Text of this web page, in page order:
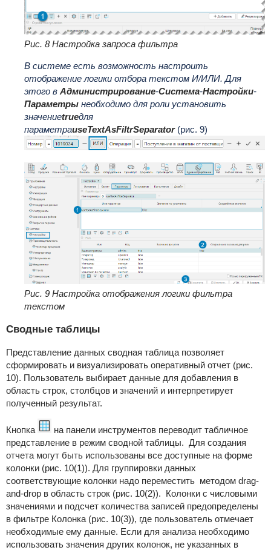
Рис. 8 Настройка запроса фильтра
В системе есть возможность настроить
отображение логики отбора текстом И/ИЛИ. Для
этого в Администрирование-Система-Настройки-
Параметры необходимо для роли установить
значениеtrueдля
параметраuseTextAsFiltrSeparator (рис. 9)
Рис. 9 Настройка отображения логики фильтра
текстом
Сводные таблицы
Представление данных сводная таблица позволяет
сформировать и визуализировать оперативный отчет (рис.
10). Пользователь выбирает данные для добавления в
область строк, столбцов и значений и интерпретирует
полученный результат.
Кнопка
на панели инструментов переводит табличное
представление в режим сводной таблицы. Для создания
отчета могут быть использованы все доступные на форме
колонки (рис. 10(1)). Для группировки данных
соответствующие колонки надо переместить методом drag-
and-drop в область строк (рис. 10(2)). Колонки с числовыми
значениями и подсчет количества записей предопределены
в фильтре Колонка (рис. 10(3)), где пользователь отмечает
необходимые ему данные. Если для анализа необходимо
использовать значения других колонок, не указанных в